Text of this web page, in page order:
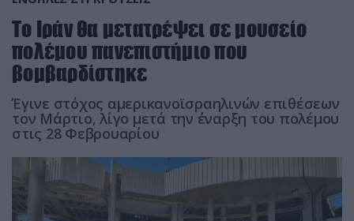
Το Ιράν θα μετατρέψει σε μουσείο
πολέμου πανεπιστήμιο που
βομβαρδίστηκε
Έγινε στόχος αμερικανοϊσραηλινών επιθέσεων
τον Μάρτιο, λίγο μετά την έναρξη του πολέμου
στις 28 Φεβρουαρίου